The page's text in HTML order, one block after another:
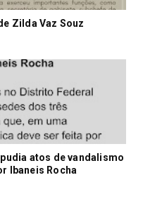
Zilda Vaz Souz
atos de vandalismo
Ibaneis Rocha